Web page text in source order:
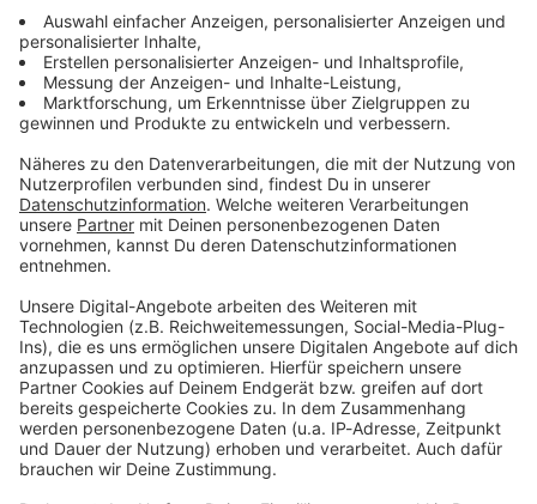
Zum Newsletter anmelden
Du möchtest uns etwas sagen?
Kontaktformular
Sprachnachricht